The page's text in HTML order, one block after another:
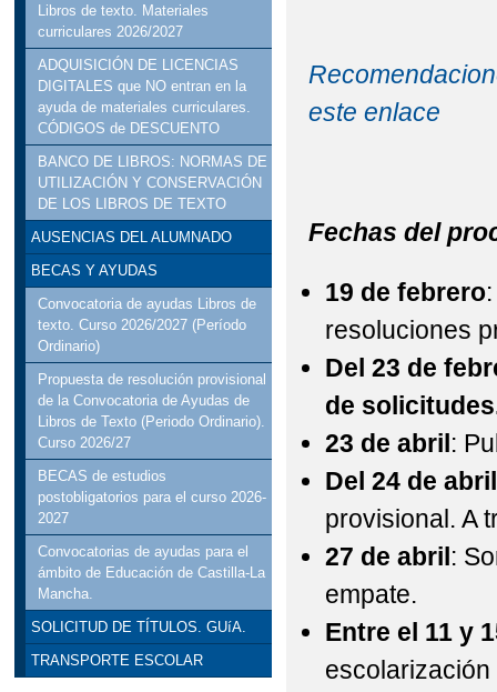
Libros de texto. Materiales
curriculares 2026/2027
ADQUISICIÓN DE LICENCIAS
DIGITALES que NO entran en la
ayuda de materiales curriculares.
CÓDIGOS de DESCUENTO
BANCO DE LIBROS: NORMAS DE
UTILIZACIÓN Y CONSERVACIÓN
DE LOS LIBROS DE TEXTO
AUSENCIAS DEL ALUMNADO
BECAS Y AYUDAS
Convocatoria de ayudas Libros de
texto. Curso 2026/2027 (Período
Ordinario)
Propuesta de resolución provisional
de la Convocatoria de Ayudas de
Libros de Texto (Periodo Ordinario).
Curso 2026/27
BECAS de estudios
postobligatorios para el curso 2026-
2027
Convocatorias de ayudas para el
ámbito de Educación de Castilla-La
Mancha.
SOLICITUD DE TÍTULOS. GUíA.
TRANSPORTE ESCOLAR
este enlace
Fechas del
19 de febrero
resoluciones
Del 23 de
de
23 de abril :
Del 24 de
provisional. A
27 de abril :
empate.
Entre el 11 y